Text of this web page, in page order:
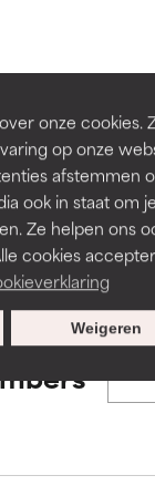
onze cookies.
op onze
afstemmen
ook in staat om je
Ze helpen ons
cookies
Weigeren
een formule te
andere
gecombineerd
gevallen
een formule te
andere
gecombineerd
gevallen
voor